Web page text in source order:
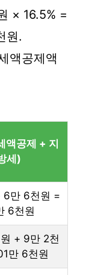
× 16.5% =
원.
액공제액
액공제 + 지
세)
6만 6천원 =
6천원
+ 9만 2천
만 6천원